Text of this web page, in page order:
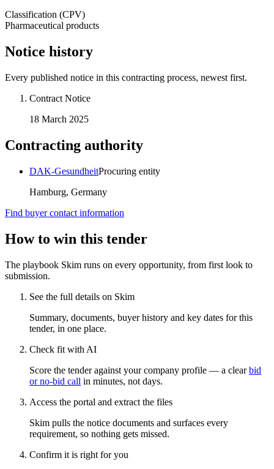
Classification (CPV)
Pharmaceutical products
Notice history
Every published notice in this contracting process, newest first.
Contract Notice
18 March 2025
Contracting authority
DAK-GesundheitProcuring entity
Hamburg, Germany
Find buyer contact information
How to win this tender
The playbook Skim runs on every opportunity, from first look to
submission.
See the full details on Skim
Summary, documents, buyer history and key dates for this
tender, in one place.
Check fit with AI
Score the tender against your company profile — a clear bid
or no-bid call in minutes, not days.
Access the portal and extract the files
Skim pulls the notice documents and surfaces every
requirement, so nothing gets missed.
Confirm it is right for you